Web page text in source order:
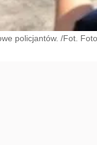
policjantów. /Fot.